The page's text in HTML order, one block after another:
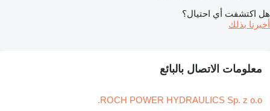
هل اكتشفت أي احتيال؟
أخبرنا بذلك
معلومات الاتصال بالبائع
ROCH POWER HYDRAULICS Sp. z o.o.